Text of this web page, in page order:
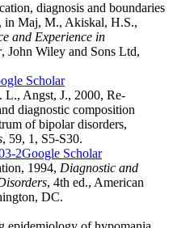
diagnosis and boundaries
in Maj, M., Akiskal, H.S.,
and Experience in
, John Wiley and Sons Ltd,
Scholar
Angst, J., 2000, Re-
diagnostic composition
of bipolar disorders,
, 59, 1, S5-S30.
2Google Scholar
1994, Diagnostic and
, 4th ed., American
DC.